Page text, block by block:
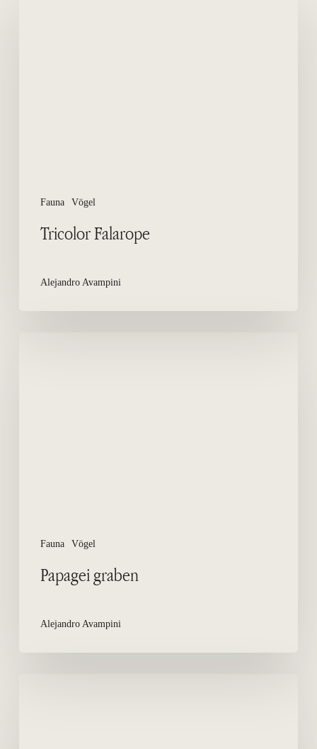
Fauna Vögel
Tricolor Falarope
Alejandro Avampini
Fauna Vögel
Papagei graben
Alejandro Avampini